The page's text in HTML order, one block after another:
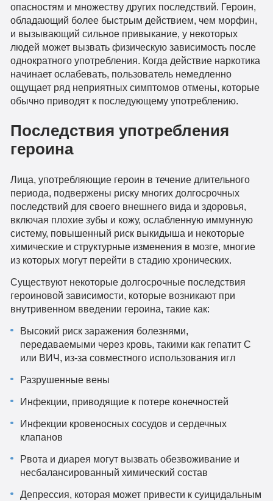
опасностям и множеству других последствий. Героин,
обладающий более быстрым действием, чем морфин,
и вызывающий сильное привыкание, у некоторых
людей может вызвать физическую зависимость после
однократного употребления. Когда действие наркотика
начинает ослабевать, пользователь немедленно
ощущает ряд неприятных симптомов отмены, которые
обычно приводят к последующему употреблению.
Последствия употребления
героина
Лица, употребляющие героин в течение длительного
периода, подвержены риску многих долгосрочных
последствий для своего внешнего вида и здоровья,
включая плохие зубы и кожу, ослабленную иммунную
систему, повышенный риск выкидыша и некоторые
химические и структурные изменения в мозге, многие
из которых могут перейти в стадию хронических.
Существуют некоторые долгосрочные последствия
героиновой зависимости, которые возникают при
внутривенном введении героина, такие как:
Высокий риск заражения болезнями,
передаваемыми через кровь, такими как гепатит С
или ВИЧ, из-за совместного использования игл
Разрушенные вены
Инфекции, приводящие к потере конечностей
Инфекции кровеносных сосудов и сердечных
клапанов
Рвота и диарея могут вызвать обезвоживание и
несбалансированный химический состав
Депрессия, которая может привести к суицидальным